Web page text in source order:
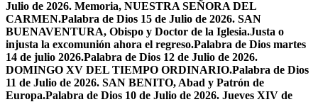
Julio de 2026. Memoria, NUESTRA SEÑORA DEL
CARMEN.Palabra de Dios 15 de Julio de 2026. SAN
BUENAVENTURA, Obispo y Doctor de la Iglesia.Justa o
injusta la excomunión ahora el regreso.Palabra de Dios martes
14 de julio 2026.Palabra de Dios 12 de Julio de 2026.
DOMINGO XV DEL TIEMPO ORDINARIO.Palabra de Dios
11 de Julio de 2026. SAN BENITO, Abad y Patrón de
Europa.Palabra de Dios 10 de Julio de 2026. Jueves XIV de